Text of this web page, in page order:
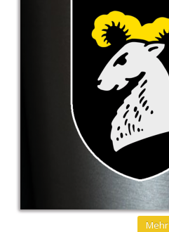
Polo`s & Hemden
Wimpel & Fanschal & Schirme
Kappen & Mützen
Leinwände und Kissen
Alles für die Kids
Long Sleeve & Tank Top
Gutscheine
Mehr